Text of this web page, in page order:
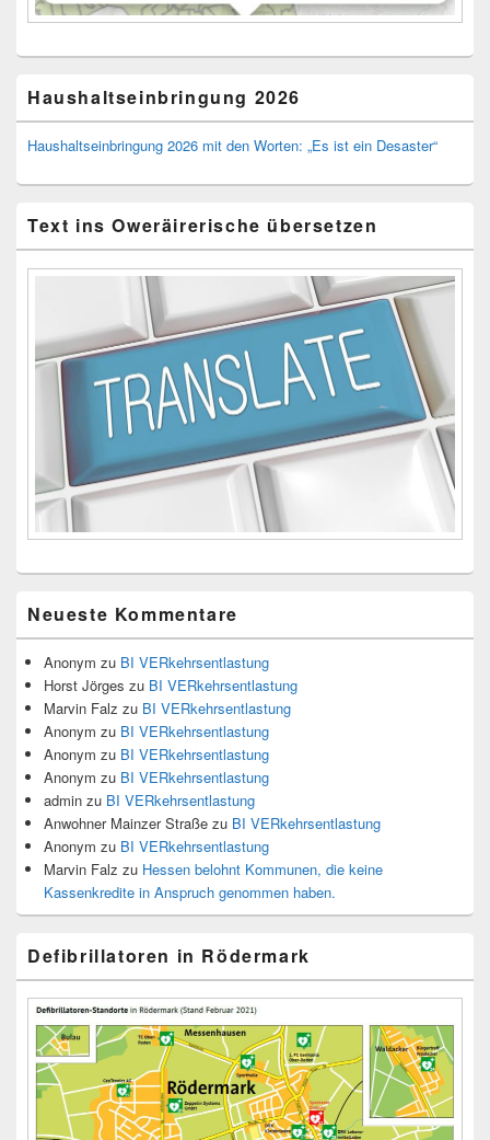
Haushaltseinbringung 2026
Haushaltseinbringung 2026 mit den Worten: „Es ist ein Desaster“
Text ins Oweräirerische übersetzen
Neueste Kommentare
Anonym zu BI VERkehrsentlastung
Horst Jörges zu BI VERkehrsentlastung
Marvin Falz zu BI VERkehrsentlastung
Anonym zu BI VERkehrsentlastung
Anonym zu BI VERkehrsentlastung
Anonym zu BI VERkehrsentlastung
admin zu BI VERkehrsentlastung
Anwohner Mainzer Straße zu BI VERkehrsentlastung
Anonym zu BI VERkehrsentlastung
Marvin Falz zu Hessen belohnt Kommunen, die keine
Kassenkredite in Anspruch genommen haben.
Defibrillatoren in Rödermark